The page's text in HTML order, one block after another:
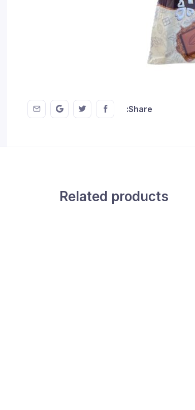
Share:
Share this on FaceBook
Share this on Twitter
on GMail
Related products